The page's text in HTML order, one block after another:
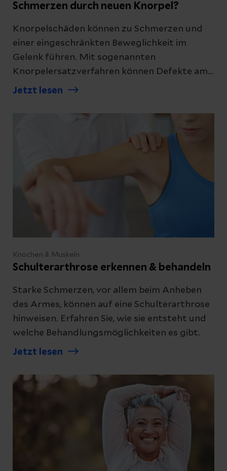
Schmerzen durch neuen Knorpel?
Knorpelschäden können zu Schmerzen und
einer eingeschränkten Beweglichkeit im
Gelenk führen. Mit sogenannten
Knorpelersatzverfahren können Defekte am
Knorpel behoben werden. Erfahren Sie, was
Jetzt lesen
Knochen & Muskeln
Schulterarthrose erkennen & behandeln
Starke Schmerzen, vor allem beim Anheben
des Armes, können auf eine Schulterarthrose
hinweisen. Erfahren Sie, wie sie entsteht und
welche Behandlungsmöglichkeiten es gibt.
Jetzt lesen